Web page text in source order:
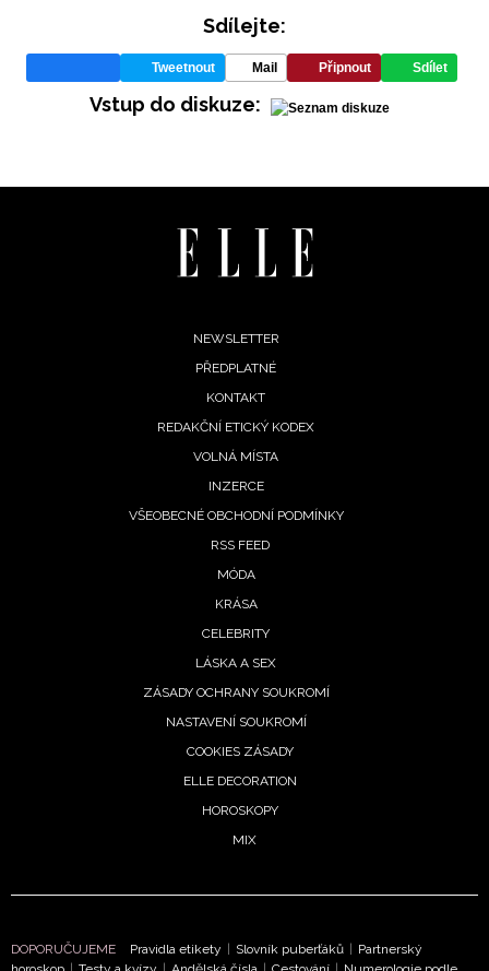
NEWSLETTER
Sdílejte:
Tweetnout Mail Připnout Sdílet
Vstup do diskuze:
NEWSLETTER
PŘEDPLATNÉ
KONTAKT
REDAKČNÍ ETICKÝ KODEX
VOLNÁ MÍSTA
INZERCE
VŠEOBECNÉ OBCHODNÍ PODMÍNKY
RSS FEED
MÓDA
KRÁSA
CELEBRITY
LÁSKA A SEX
ZÁSADY OCHRANY SOUKROMÍ
NASTAVENÍ SOUKROMÍ
COOKIES ZÁSADY
ELLE DECORATION
HOROSKOPY
MIX
DOPORUČUJEME Pravidla etikety Slovník puberťáků
Partnerský